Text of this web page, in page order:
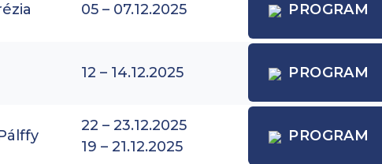
05 – 07.12.2025 PROGRAM
12 – 14.12.2025 PROGRAM
22 – 23.12.2025
19 – 21.12.2025
PROGRAM